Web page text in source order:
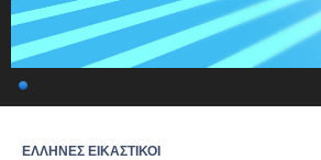
ΕΛΛΗΝΕΣ ΕΙΚΑΣΤΙΚΟΙ